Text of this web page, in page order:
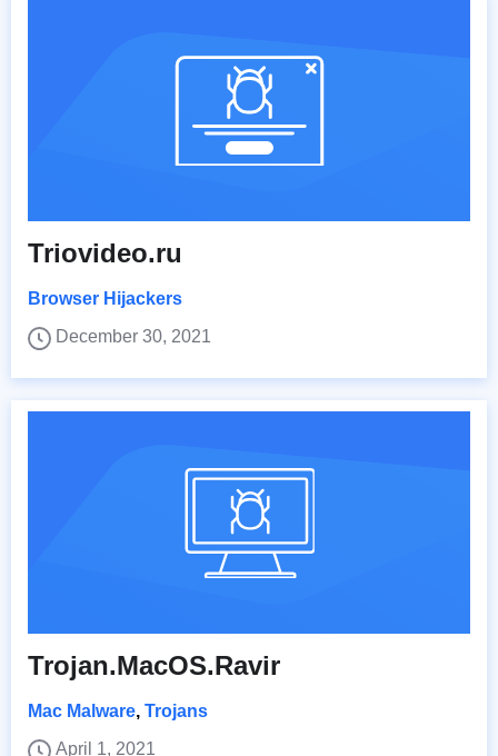
Triovideo.ru
Browser Hijackers
December 30, 2021
Trojan.MacOS.Ravir
Mac Malware, Trojans
April 1, 2021